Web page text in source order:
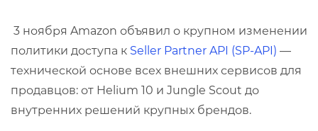
3 ноября Amazon объявил о крупном изменении
политики доступа к Seller Partner API (SP-API) —
технической основе всех внешних сервисов для
продавцов: от Helium 10 и Jungle Scout до
внутренних решений крупных брендов.